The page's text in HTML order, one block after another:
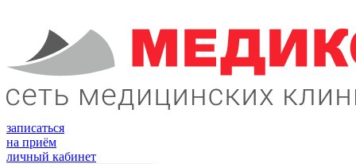
записаться
на приём
личный кабинет